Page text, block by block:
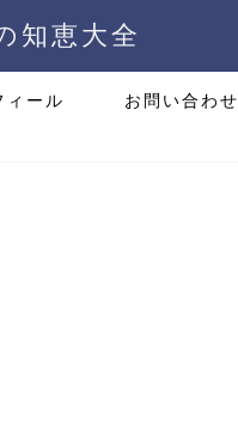
知恵大全
ィール お問い合わせ